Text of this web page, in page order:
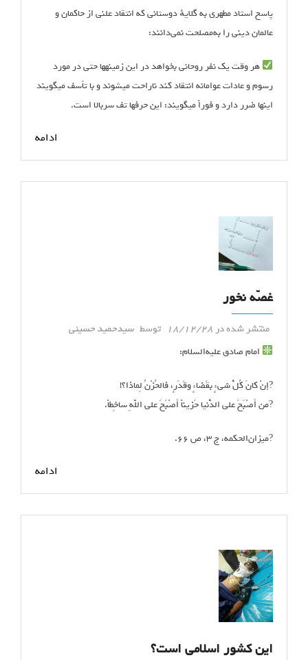
پاسخ استاد مطهری به گلایهٔ دوستانی که انتقاد علنی از حاکمان و
عالمان دینی را به‌مصلحت نمی‌دانند:
هر وقت یک نفر روحانی بخواهد در این زمینه‏ها حتی در مورد
رسوم و عادات عوامانه انتقاد کند ناراحت می‏شوند و با تأسف می‏گویند
اینها ضرر دارد و فوراً می‏گویند: این حرفها تف سربالا است.
ادامه
غصّه نخور
منتشر شده در18/12/28 توسط سیدحمید حسینی
امام صادق علیه‌السلام:
?إنْ کانَ کُلُّ شی‏ءٍ بقَضاءٍ وقَدَرٍ، فالحُزْنُ لِماذا؟!
?من أصْبَحَ على‏ الدُّنیا حَزیناً أصْبَحَ على‏ اللَّهِ ساخِطاً.
?میزان‌الحکمه، ج ۳، ص ۶۶.
ادامه
این کشور اسلامی است؟